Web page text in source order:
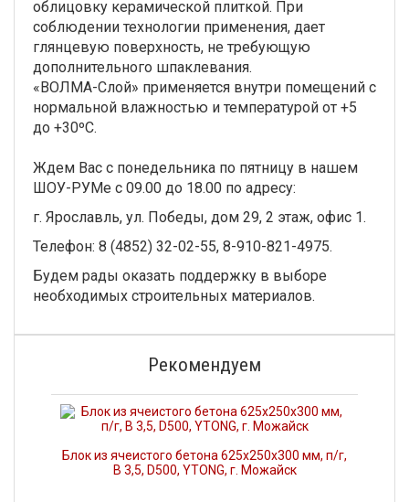
облицовку керамической плиткой. При
соблюдении технологии применения, дает
глянцевую поверхность, не требующую
дополнительного шпаклевания.
«ВОЛМА-Слой» применяется внутри помещений с
нормальной влажностью и температурой от +5
до +30ºС.
Ждем Вас с понедельника по пятницу в нашем
ШОУ-РУМе с 09.00 до 18.00 по адресу:
г. Ярославль, ул. Победы, дом 29, 2 этаж, офис 1.
Телефон: 8 (4852) 32-02-55, 8-910-821-4975.
Будем рады оказать поддержку в выборе
необходимых строительных материалов.
Рекомендуем
Блок из ячеистого бетона 625х250х300 мм, п/г,
В 3,5, D500, YTONG, г. Можайск